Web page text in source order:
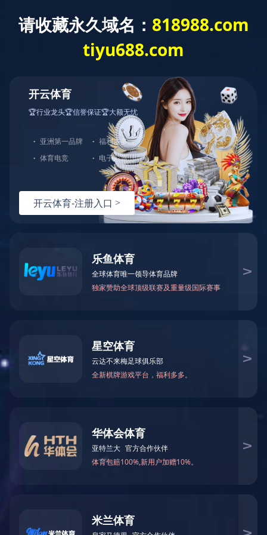
米兰体育app官网入口
产品中心
主要产品为氰化钠、黄血盐钠、三聚氯氰、苯乙腈、苯乙酸（钠、
钾）、丙二酸酯系列产品、氰乙酸酯系列产品、EDTA螯合剂系列产品
等100多种产品
全部产品 营销网络